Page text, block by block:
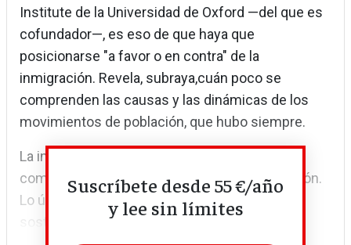
Institute de la Universidad de Oxford —del que es
cofundador—, es eso de que haya que
posicionarse "a favor o en contra" de la
inmigración. Revela, subraya,cuán poco se
comprenden las causas y las dinámicas de los
movimientos de población, que hubo siempre.
La inmigración, para Haas, no puede abordarse
como el gran problema ni como la gran solución.
Lo único seguro es que existe una demanda
sostenida de trabajadores migrantes en...
Suscríbete desde 55 €/año
y lee sin límites